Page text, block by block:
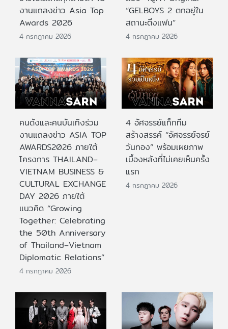
งานแถลงข่าว Asia Top
Awards 2026
4 กรกฎาคม 2026
“GELBOYS 2 ตกอยู่ใน
สถานะติ่งแฟน”
4 กรกฎาคม 2026
คนดังและคนบันเทิงร่วม
งานแถลงข่าว ASIA TOP
AWARDS2026 ภายใต้
โครงการ THAILAND–
VIETNAM BUSINESS &
CULTURAL EXCHANGE
DAY 2026 ภายใต้
แนวคิด “Growing
Together: Celebrating
the 50th Anniversary
of Thailand–Vietnam
Diplomatic Relations”
4 กรกฎาคม 2026
4 อัศจรรย์แท็กทีม
สร้างสรรค์ “อัศจรรย์จรย์
วันทอง” พร้อมเผยภาพ
เบื้องหลังที่ไม่เคยเห็นครั้ง
แรก
4 กรกฎาคม 2026